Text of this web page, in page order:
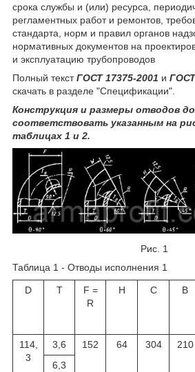
срока службы и (или) ресурса,
регламентных работ и ремонтов,
стандарта, норм и правил органов
нормативных документов на
и эксплуатацию трубопроводов
Полный текстГОСТ 17375-2001 и ГОСТ
скачать в разделе "Спецификации".
Конструкция и размеры отводов
соответствовать указанным на
таблицах 1 и 2.
Рис. 1
Таблица 1 - Отводы исполнения 1
D T
F =
R
H С В
114,
3
3,6 152 64 304 210
6,3